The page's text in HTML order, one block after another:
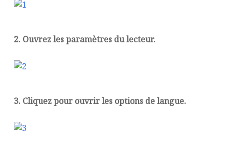
2. Ouvrez les paramètres du lecteur.
3. Cliquez pour ouvrir les options de langue.